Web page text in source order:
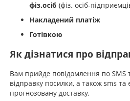
фіз.осіб (фіз. осіб-
Накладений платіж
Готівкою
Як дізнатися про
Вам прийде повідомлення по SMS
відправку посилки, а також sms
прогнозовану доставку.